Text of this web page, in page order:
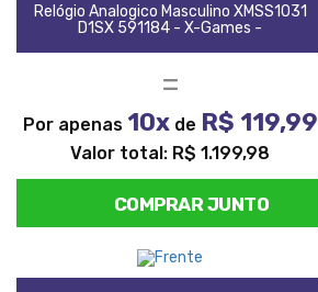
Relógio Analogico Masculino XMSS1031
D1SX 591184 - X-Games -
=
Por apenas 10xde R$ 119,99
Valor total: R$ 1.199,98
COMPRAR JUNTO